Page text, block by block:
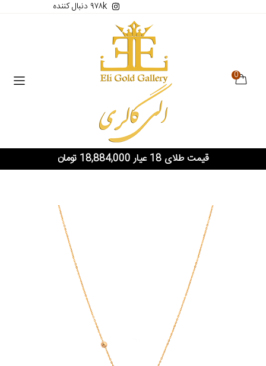
۹۷۸k دنبال کننده
0
قیمت طلای 18 عیار 18,884,000 تومان